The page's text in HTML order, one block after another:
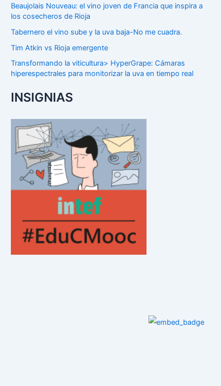
Beaujolais Nouveau: el vino joven de Francia que inspira a
los cosecheros de Rioja
Tabernero el vino sube y la uva baja-No me cuadra.
Tim Atkin vs Rioja emergente
Transformando la viticultura> HyperGrape: Cámaras
hiperespectrales para monitorizar la uva en tiempo real
INSIGNIAS